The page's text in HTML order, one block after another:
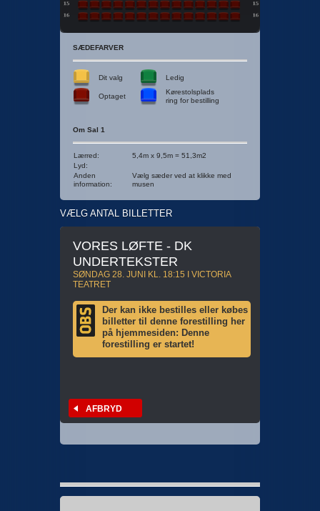
SÆDEFARVER
Dit valg Ledig
Optaget
Kørestolsplads
ring for bestilling
Om Sal 1
Lærred:
5,4m x 9,5m = 51,3m2
Lyd:
Anden
information:
Vælg sæder ved at klikke med
musen
VÆLG ANTAL BILLETTER
VORES LØFTE - DK
UNDERTEKSTER
SØNDAG 28. JUNI KL. 18:15 I VICTORIA
TEATRET
Der kan ikke bestilles eller købes
billetter til denne forestilling her
på hjemmesiden: Denne
forestilling er startet!
AFBRYD